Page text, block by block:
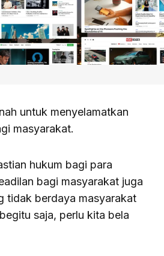
untuk menyelamatkan
masyarakat.
hukum bagi para
bagi masyarakat juga
tidak berdaya masyarakat
saja, perlu kita bela